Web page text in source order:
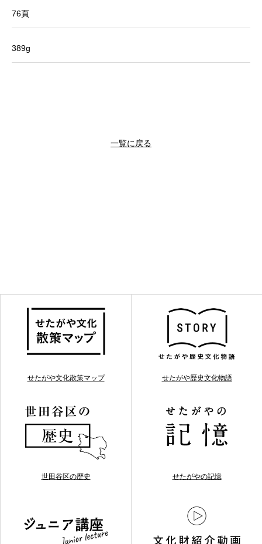
76頁
389g
一覧に戻る
せたがや文化散策マップ せたがや歴史文化物語
世田谷区の歴史 せたがやの記憶